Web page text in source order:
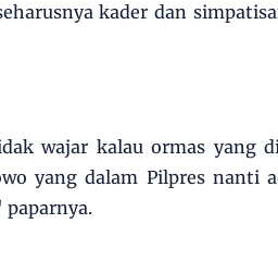
kader dan
wajar kalau ormas yang
yang dalam Pilpres nanti
paparnya.